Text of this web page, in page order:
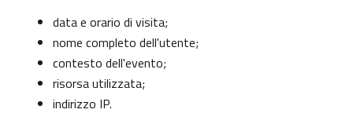
data e orario di visita;
nome completo dell'utente;
contesto dell'evento;
risorsa utilizzata;
indirizzo IP.